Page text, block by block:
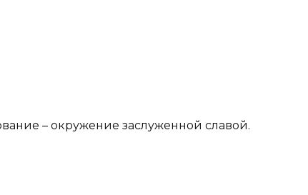
– окружение заслуженной славой.